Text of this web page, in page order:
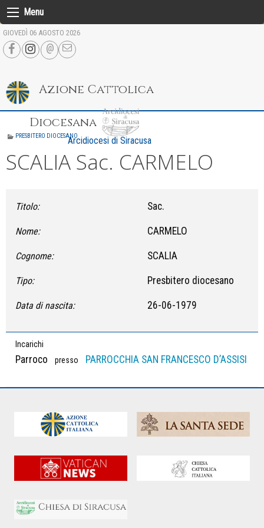
Skip
to
content
Menu
GIOVEDÌ 06 AGOSTO 2026
Azione Cattolica
Diocesana
Arcidiocesi di Siracusa
PRESBITERO DIOCESANO
SCALIA Sac. CARMELO
Titolo: Sac.
Nome: CARMELO
Cognome: SCALIA
Tipo: Presbitero diocesano
Data di nascita: 26-06-1979
Incarichi
Parroco presso PARROCCHIA SAN FRANCESCO D’ASSISI